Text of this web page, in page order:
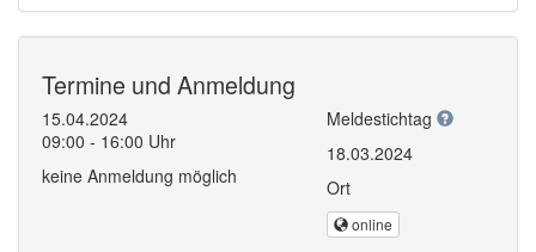
Termine und Anmeldung
15.04.2024
09:00 - 16:00 Uhr
keine Anmeldung möglich
Meldestichtag
18.03.2024
Ort
online